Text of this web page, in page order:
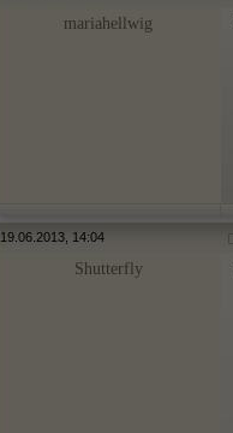
mariahellwig
19.06.2013, 14:04
Shutterfly